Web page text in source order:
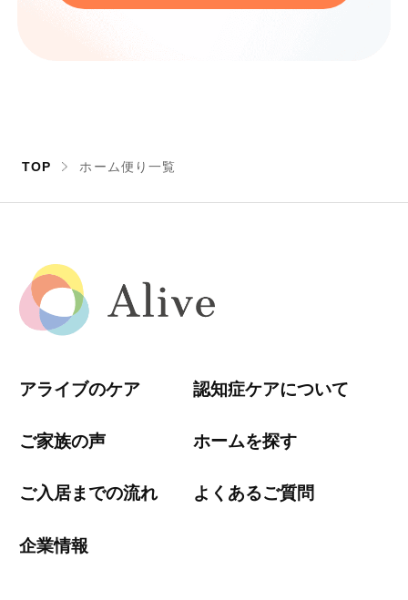
TOP ホーム便り一覧
アライブのケア 認知症ケアについて
ご家族の声 ホームを探す
ご入居までの流れ よくあるご質問
企業情報